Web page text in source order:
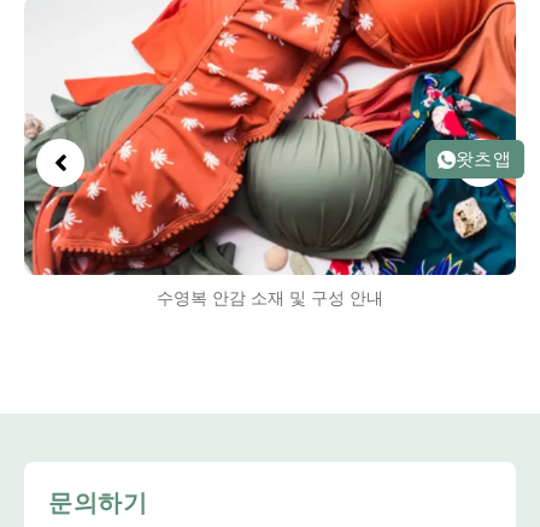
수영복 안감 소재 및 구성 안내
문의하기
왓츠앱